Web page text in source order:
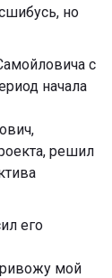
но
с
начала
решил
его
мой